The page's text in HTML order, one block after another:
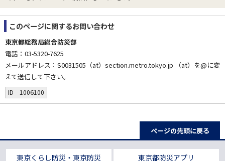
このページに関するお問い合わせ
東京都総務局総合防災部
電話：03-5320-7625
メールアドレス：S0031505（at）section.metro.tokyo.jp （at）を@に変
えて送信して下さい。
ID 1006100
ページの先頭に戻る
東京くらし防災・東京防災 東京都防災アプリ